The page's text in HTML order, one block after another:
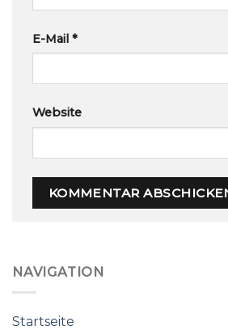
E-Mail *
Website
NAVIGATION
Startseite